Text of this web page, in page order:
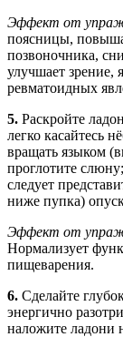
Эффект от
поясницы,
позвоночника,
улучшает зрение,
ревматоидных
5. Раскройте
легко касайтесь
вращать языком
проглотите
следует
ниже пупка)
Эффект от
Нормализует
пищеварения.
6. Сделайте
энергично
наложите ладони